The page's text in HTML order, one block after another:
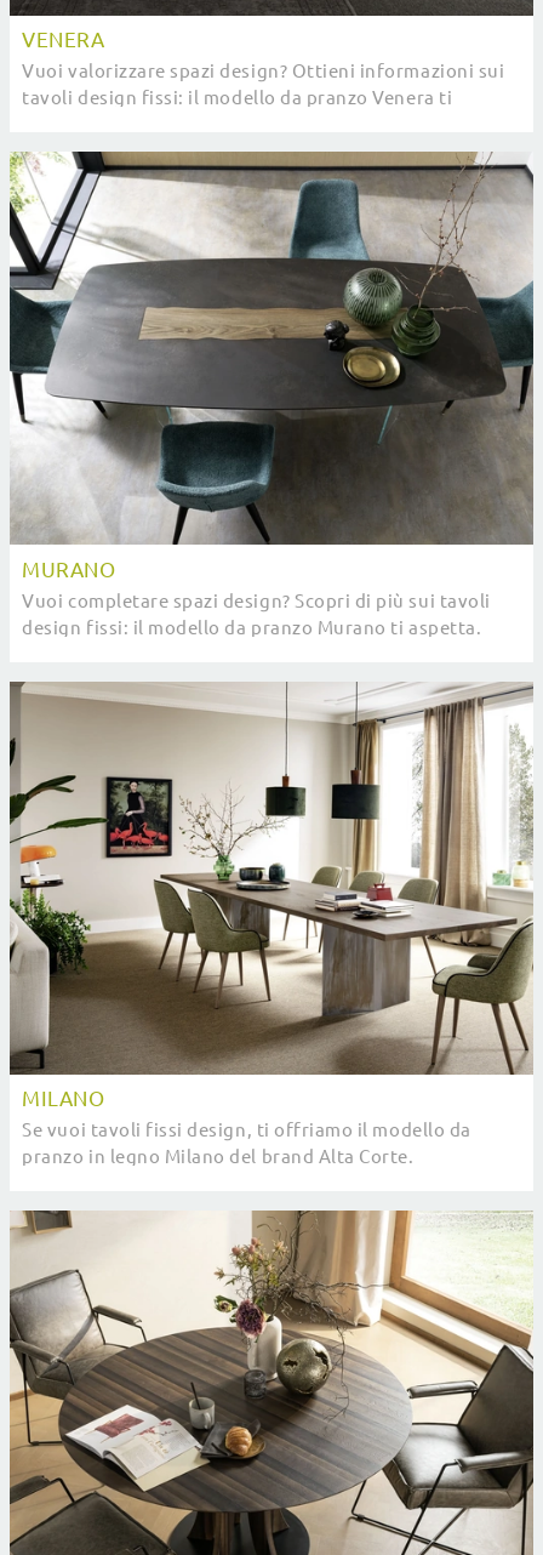
VENERA
Vuoi valorizzare spazi design? Ottieni informazioni sui
tavoli design fissi: il modello da pranzo Venera ti
MURANO
Vuoi completare spazi design? Scopri di più sui tavoli
design fissi: il modello da pranzo Murano ti aspetta.
MILANO
Se vuoi tavoli fissi design, ti offriamo il modello da
pranzo in legno Milano del brand Alta Corte.